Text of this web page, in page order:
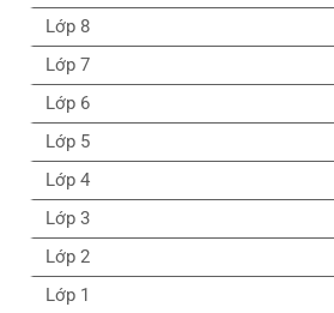
Lớp 8
Lớp 7
Lớp 6
Lớp 5
Lớp 4
Lớp 3
Lớp 2
Lớp 1